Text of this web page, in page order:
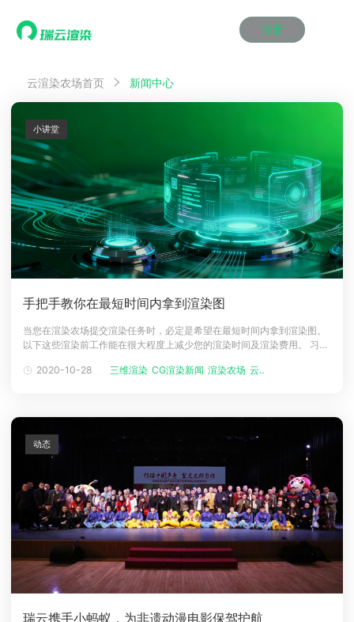
注册
效果图渲染
云渲染管理系统
瑞兔百宝箱
AI视频插帧
效果图渲染
云渲染管理系统
瑞兔百宝箱
AI视频插帧
效果图渲染
云渲染管理系统
瑞兔百宝箱
AI视频插帧
效果图渲染
云渲染管理系统
瑞兔百宝箱
AI视频插帧
效果图渲染
云渲染管理系统
瑞兔百宝箱
AI视频插帧
效果图渲染
云渲染管理系统
瑞兔百宝箱
AI视频插帧
解决方案
Maya云渲染方案
3ds Max云渲染方案
Cinema 4D云渲染方案
Blender 云渲染方案
Maya AI渲染方案
Maya云渲染方案
3ds Max云渲染方案
Cinema 4D云渲染方案
Blender 云渲染方案
Maya AI渲染方案
Maya云渲染方案
3ds Max云渲染方案
Cinema 4D云渲染方案
Blender 云渲染方案
Maya AI渲染方案
Maya云渲染方案
3ds Max云渲染方案
Cinema 4D云渲染方案
Blender 云渲染方案
Maya AI渲染方案
Maya云渲染方案
3ds Max云渲染方案
Cinema 4D云渲染方案
Blender 云渲染方案
Maya AI渲染方案
Maya云渲染方案
3ds Max云渲染方案
Cinema 4D云渲染方案
Blender 云渲染方案
Maya AI渲染方案
价格
动画价格
效果图价格
云制作价格
动画价格
效果图价格
云制作价格
动画价格
效果图价格
云制作价格
动画价格
效果图价格
云制作价格
动画价格
效果图价格
云制作价格
动画价格
效果图价格
云制作价格
案例
资讯&赛事
新闻资讯
渲染百科
渲染大赛
泛CG交流会
新闻资讯
渲染百科
渲染大赛
泛CG交流会
新闻资讯
渲染百科
渲染大赛
泛CG交流会
新闻资讯
渲染百科
渲染大赛
泛CG交流会
新闻资讯
渲染百科
渲染大赛
泛CG交流会
新闻资讯
渲染百科
渲染大赛
泛CG交流会
特惠专区
教育优惠
教育优惠
教育优惠
教育优惠
教育优惠
教育优惠
关于我们
下载
登录
云渲染农场首页 新闻中心
手把手教你在最短时间内拿到渲染图
当您在渲染农场提交渲染任务时，必定是希望在最短时间内拿到渲染图。
以下这些渲染前工作能在很大程度上减少您的渲染时间及渲染费用。 习惯
帧的模式。经过优化的场景，能一定程度上减少平台打开及转化场景的时
2020-10-28 三维渲染 CG渲染新闻 渲染农场 云渲染服务平...
小讲堂
瑞云携手小蚂蚁，为非遗动漫电影保驾护航
动态